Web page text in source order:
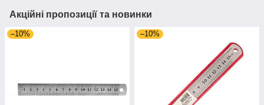
Акційні пропозиції та новинки
–10% –10%